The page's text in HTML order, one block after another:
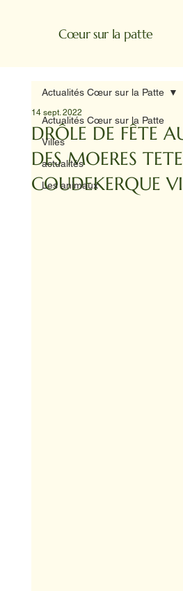
Cœur sur la patte
Actualités Cœur sur la Patte
Villes
actualités
Les animaux
Actualités Cœur sur la Patte
DRÔLE DE FÊTE
DES MOERES
COUDEKERQUE
14 sept. 2022